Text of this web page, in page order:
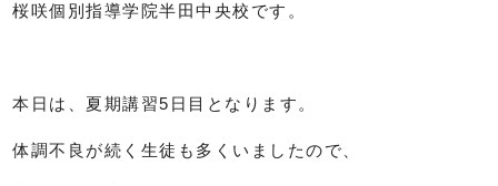
桜咲個別指導学院半田中央校です。
本日は、夏期講習5日目となります。
体調不良が続く生徒も多くいましたので、